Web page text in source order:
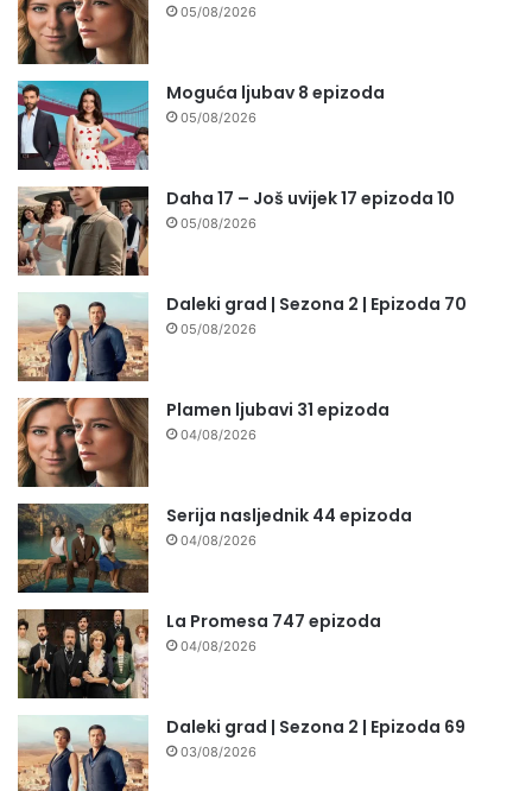
05/08/2026
Moguća ljubav 8 epizoda
05/08/2026
Daha 17 – Još uvijek 17 epizoda 10
05/08/2026
Daleki grad | Sezona 2 | Epizoda 70
05/08/2026
Plamen ljubavi 31 epizoda
04/08/2026
Serija nasljednik 44 epizoda
04/08/2026
La Promesa 747 epizoda
04/08/2026
Daleki grad | Sezona 2 | Epizoda 69
03/08/2026